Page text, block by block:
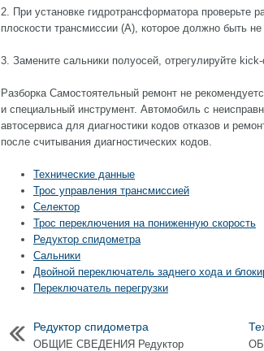
2. При установке гидротрансформатора проверьте
плоскости трансмиссии (А), которое должно быть
3. Замените сальники полуосей, отрегулируйте kick-
Разборка Самостоятельный ремонт не
и специальный инструмент. Автомобиль с
автосервиса для диагностики кодов отказов и
после считывания диагностических кодов.
Технические данные
Трос управления трансмиссией
Селектор
Трос переключения на пониженную скорость
Редуктор спидометра
Сальники
Двойной переключатель заднего хода и
Переключатель перегрузки
Редуктор спидометра
ОБЩИЕ СВЕДЕНИЯ Редуктор